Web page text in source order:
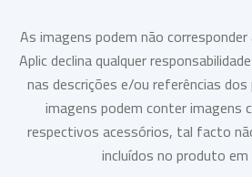
As imagens podem não
Aplic declina qualquer
nas descrições e/ou referências
imagens podem conter imagens
respectivos acessórios, tal facto
incluídos no produto